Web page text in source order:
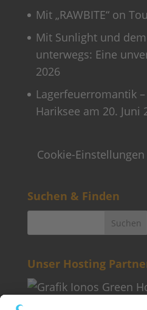
Mit „RAWBITE“ on
Mit Sunlight und
unterwegs: Eine
2026
Lagerfeuerromantik
Hariksee am 20. Juni
Cookie-Einstellungen
Suchen & Finden
Unser Hosting